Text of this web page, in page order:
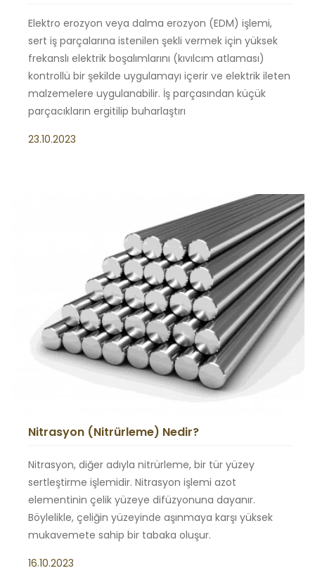
Elektro erozyon veya dalma erozyon (EDM) işlemi,
sert iş parçalarına istenilen şekli vermek için yüksek
frekanslı elektrik boşalımlarını (kıvılcım atlaması)
kontrollü bir şekilde uygulamayı içerir ve elektrik ileten
malzemelere uygulanabilir. İş parçasından küçük
parçacıkların ergitilip buharlaştırı
23.10.2023
Nitrasyon (Nitrürleme) Nedir?
Nitrasyon, diğer adıyla nitrürleme, bir tür yüzey
sertleştirme işlemidir. Nitrasyon işlemi azot
elementinin çelik yüzeye difüzyonuna dayanır.
Böylelikle, çeliğin yüzeyinde aşınmaya karşı yüksek
mukavemete sahip bir tabaka oluşur.
16.10.2023